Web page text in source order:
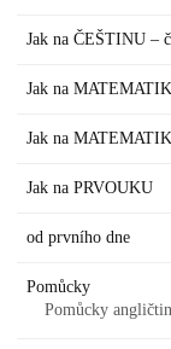
Jak na ČEŠTINU –
Jak na
Jak na
Jak na PRVOUKU
od prvního dne
Pomůcky
Pomůcky